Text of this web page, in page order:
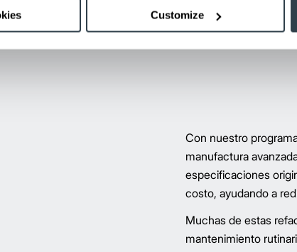
Customize
más de 46,000 números de
con las partes que necesitas
Con nuestro
manufactura
especificaciones
costo, ayudando a
Muchas de estas
mantenimiento